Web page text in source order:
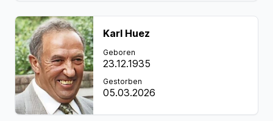
Karl Huez
Geboren
23.12.1935
Gestorben
05.03.2026